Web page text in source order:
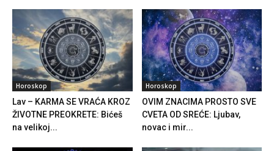
Horoskop
Lav – KARMA SE VRAĆA KROZ
ŽIVOTNE PREOKRETE: Bićeš
na velikoj...
Horoskop
OVIM ZNACIMA PROSTO SVE
CVETA OD SREĆE: Ljubav,
novac i mir...